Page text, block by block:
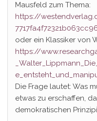
Mausfeld zum Thema:
https://
oder ein Klassiker von
https://
Die Frage lautet: Was
etwas zu erschaffen,
demokratischen